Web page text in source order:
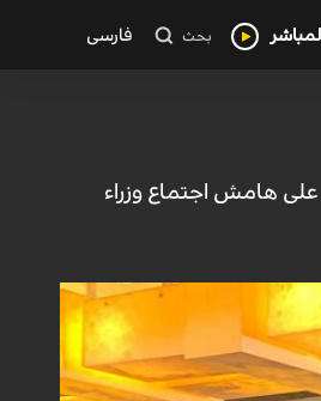
بحث فارسی
على هامش اجتماع وزراء